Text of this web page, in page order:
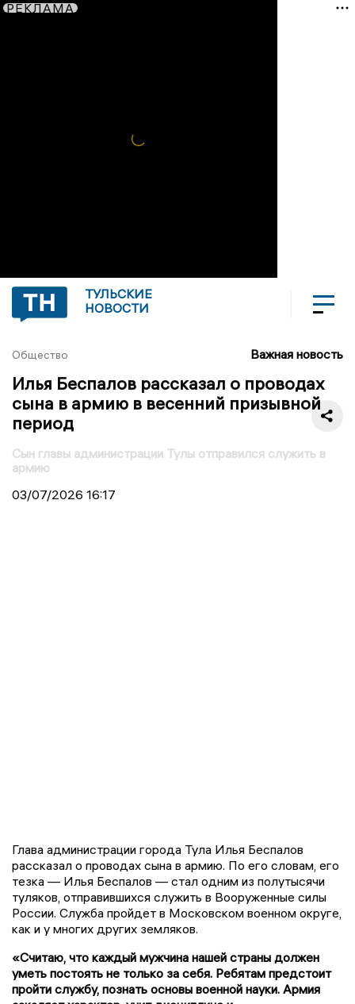
РЕКЛАМА
ТУЛЬСКИЕ
НОВОСТИ
Общество Важная новость
Илья Беспалов рассказал о проводах
сына в армию в весенний призывной
период
Сын главы администрации Тулы отправился служить в
армию
03/07/2026 16:17
Глава администрации города Тула Илья Беспалов
рассказал о проводах сына в армию. По его словам, его
тезка — Илья Беспалов — стал одним из полутысячи
туляков, отправившихся служить в Вооруженные силы
России. Служба пройдет в Московском военном округе,
как и у многих других земляков.
«Считаю, что каждый мужчина нашей страны должен
уметь постоять не только за себя. Ребятам предстоит
пройти службу, познать основы военной науки. Армия